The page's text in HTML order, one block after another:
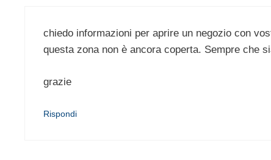
chiedo informazioni per aprire un negozio con
questa zona non è ancora coperta. Sempre che
grazie
Rispondi